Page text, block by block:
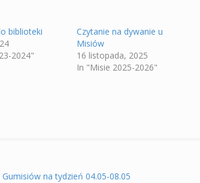
biblioteki
2024"
Czytanie na dywanie u
Misiów
16 listopada, 2025
In "Misie 2025-2026"
na tydzień 04.05-08.05